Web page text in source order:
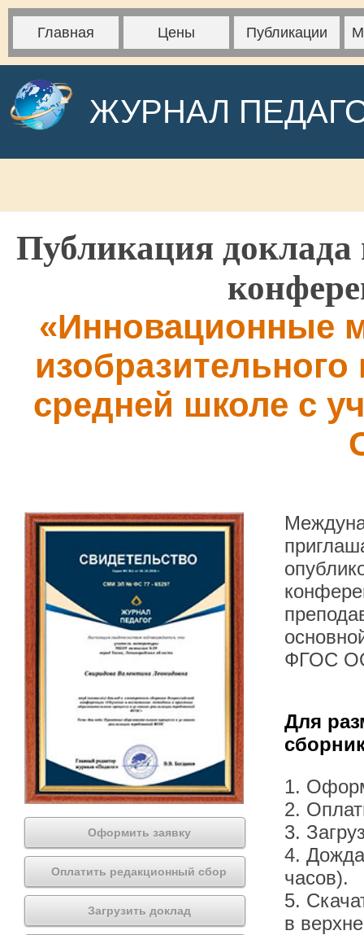
Главная Цены Публикации
ЖУРНАЛ
Публикация доклада
«Инновационные
средней школе с
Оформить заявку
Оплатить редакционный сбор
Загрузить доклад
ФГОС
Для
1.
2.
3.
4.
часов).
5.
в